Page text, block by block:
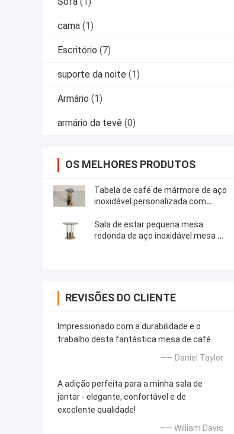
cama (1)
Escritório (7)
suporte da noite (1)
Armário (1)
armário da tevê (0)
OS MELHORES PRODUTOS
Tabela de café de mármore de aço
inoxidável personalizada com
minimalista moderno
Sala de estar pequena mesa
redonda de aço inoxidável mesa de
REVISÕES DO CLIENTE
Impressionado com a durabilidade e o
trabalho desta fantástica mesa de café.
—— Daniel Taylor
A adição perfeita para a minha sala de
jantar - elegante, confortável e de
excelente qualidade!
—— William Davis